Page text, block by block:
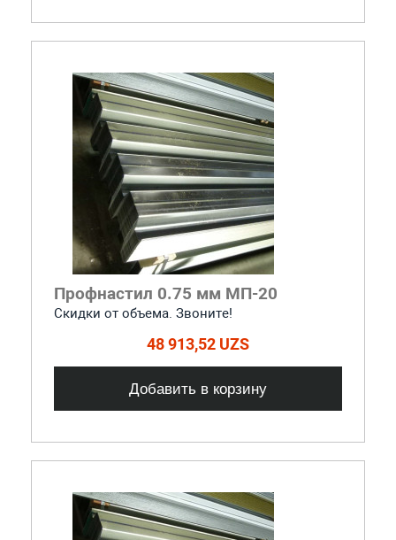
Профнастил 0.75 мм МП-20
Скидки от объема. Звоните!
48 913,52 UZS
Добавить в корзину